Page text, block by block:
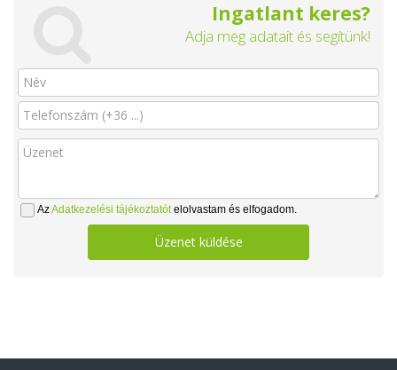
Ingatlant keres?
Adja meg adatait és segítünk!
AzAdatkezelési tájékoztatótelolvastam és elfogadom.
Üzenet küldése